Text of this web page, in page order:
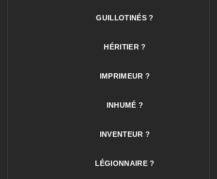
GUILLOTINÉS ?
HÉRITIER ?
IMPRIMEUR ?
INHUMÉ ?
INVENTEUR ?
LÉGIONNAIRE ?